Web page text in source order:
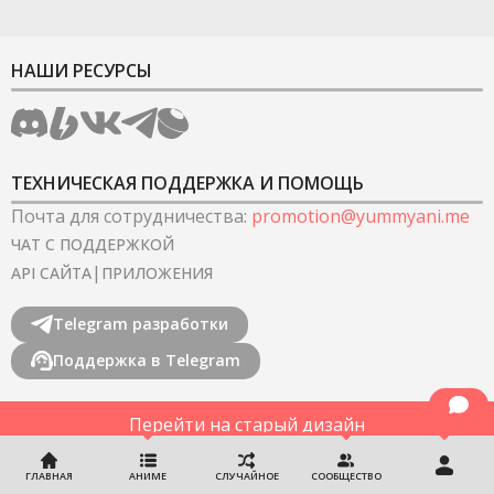
ГЛАВНАЯ АНИМЕ СЛУЧАЙНОЕ СООБЩЕСТВО
НАШИ РЕСУРСЫ
ТЕХНИЧЕСКАЯ ПОДДЕРЖКА И ПОМОЩЬ
Почта для сотрудничества: promotion@yummyani.me
ЧАТ С ПОДДЕРЖКОЙ
API САЙТА| ПРИЛОЖЕНИЯ
Telegram разработки
Поддержка в Telegram
Перейти на старый дизайн
©2022-2026YummyAnime.Все права защищены